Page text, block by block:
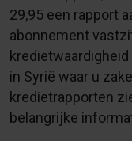
29,95 een rapport
abonnement
in Syrië waar u
kredietrapporten
belangrijke